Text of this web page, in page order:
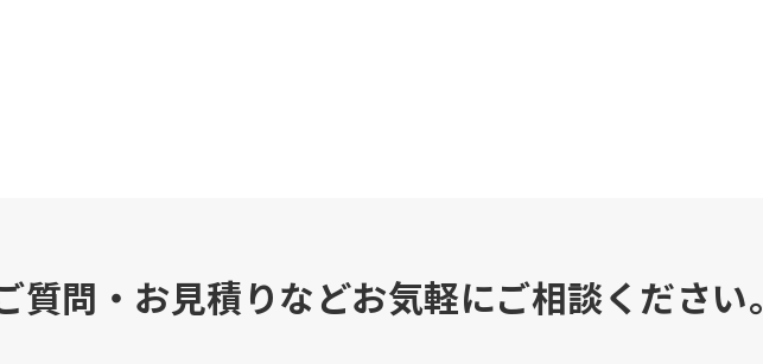
質問・お見積りなどお気軽にご相談ください。